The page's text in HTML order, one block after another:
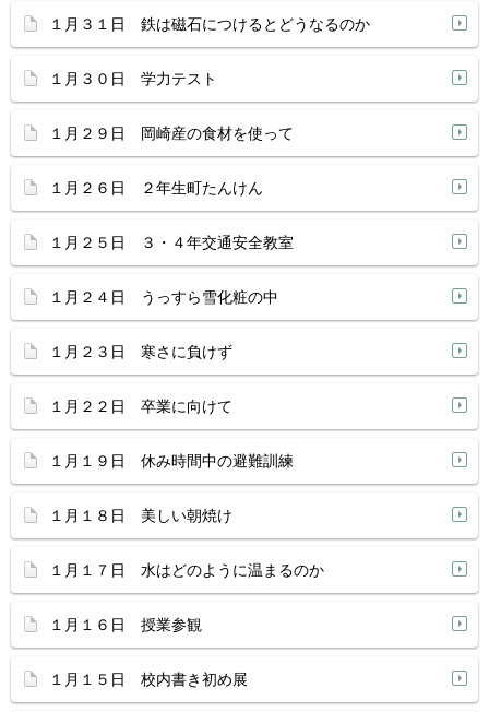
１月３１日 鉄は磁石につけるとどうなるのか
１月３０日 学力テスト
１月２９日 岡崎産の食材を使って
１月２６日 ２年生町たんけん
１月２５日 ３・４年交通安全教室
１月２４日 うっすら雪化粧の中
１月２３日 寒さに負けず
１月２２日 卒業に向けて
１月１９日 休み時間中の避難訓練
１月１８日 美しい朝焼け
１月１７日 水はどのように温まるのか
１月１６日 授業参観
１月１５日 校内書き初め展